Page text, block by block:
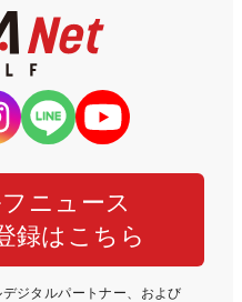
ニュース
録はこちら
ジタルパートナー、および